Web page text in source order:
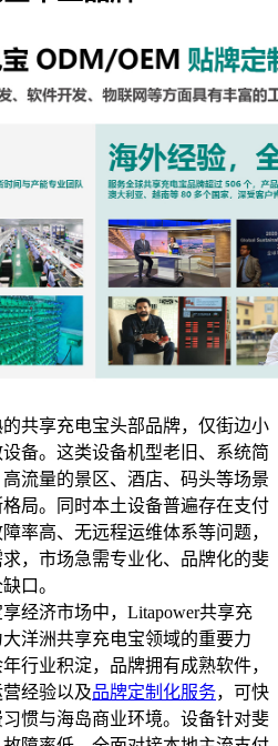
共享充电宝头部品牌，仅街边小
备。这类设备机型老旧、系统简
流量的景区、酒店、码头等场景
局。同时本土设备普遍存在支付
率高、无远程运维体系等问题，
，市场急需专业化、品牌化的斐
口。
经济市场中，Litapower共享充
洋洲共享充电宝领域的重要力
行业积淀，品牌拥有成熟软件，
经验以及品牌定制化服务，可快
惯与海岛商业环境。设备针对斐